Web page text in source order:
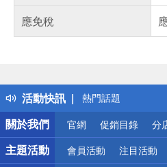
應免稅
活動快訊
得獎公告
熱門話題
銀行優惠
偏遠地區配送
詐騙網頁！請小心
關於我們
官網 促銷目錄 分
主題活動 會員活動 注目活動